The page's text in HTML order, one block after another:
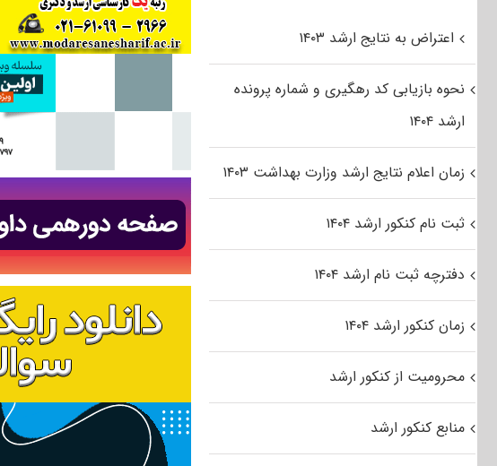
اعتراض به نتایج ارشد ۱۴۰۳
نحوه بازیابی کد رهگیری و شماره پرونده
ارشد ۱۴۰۴
زمان اعلام نتایج ارشد وزارت بهداشت ۱۴۰۳
ثبت نام کنکور ارشد ۱۴۰۴
دفترچه ثبت نام ارشد ۱۴۰۴
زمان کنکور ارشد ۱۴۰۴
محرومیت از کنکور ارشد
منابع کنکور ارشد